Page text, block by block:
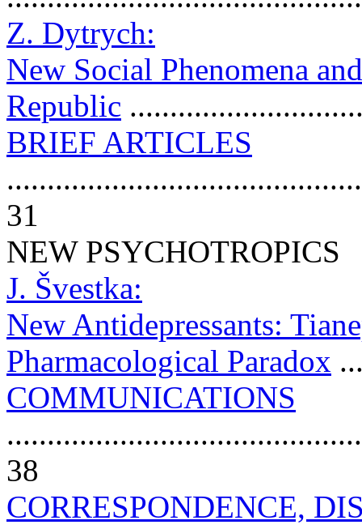
Z. Dytrych:
New Social Phenomena
Republic
BRIEF ARTICLES
31
NEW PSYCHOTROPICS
J. Švestka:
New Antidepressants:
Pharmacological Paradox
COMMUNICATIONS
38
CORRESPONDENCE,